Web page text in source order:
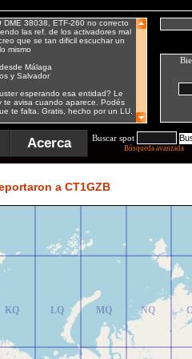
Acerca Buscar spot
Búsqueda avanzada
a CT1GZB
KQ
KR
LQ
LR
MQ
MR
NQ
NR